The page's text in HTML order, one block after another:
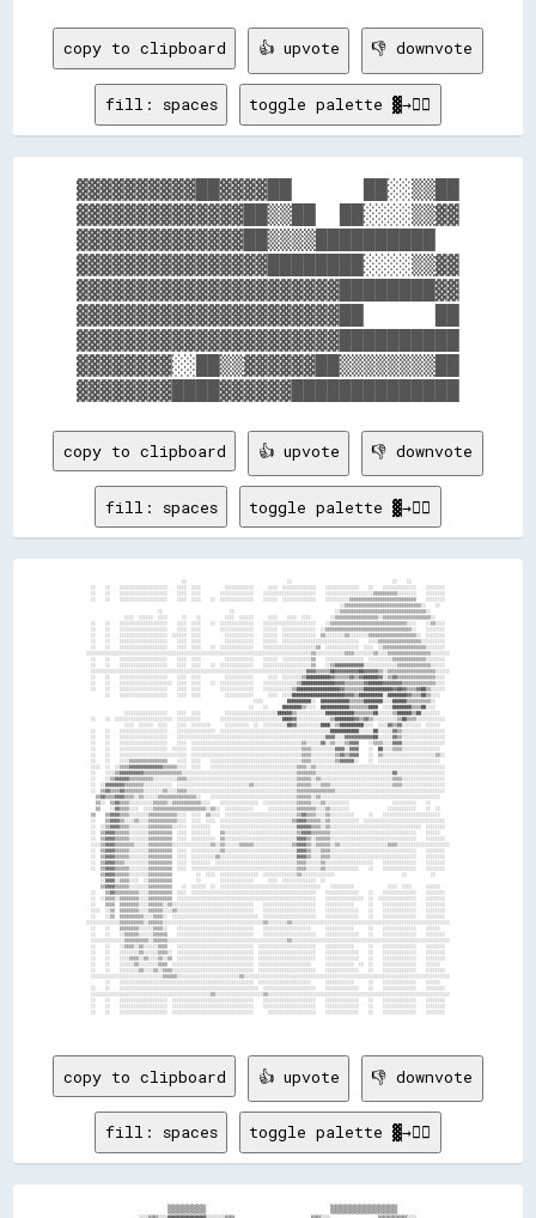
copy to clipboard 👍 upvote 👎 downvote
fill: spaces toggle palette ▓→✊🏽
▓▓▓▓▓▓▓▓▓▓██▓▓▓▓██      ██░░▒▒██
▓▓▓▓▓▓▓▓▓▓▓▓▓▓██▒▒██  ██░░░░▒▒▓▓
▓▓▓▓▓▓▓▓▓▓▓▓▓▓██▒▒▒▒██████████
▓▓▓▓▓▓▓▓▓▓▓▓▓▓▓▓████████░░░░▒▒▓▓
▓▓▓▓▓▓▓▓▓▓▓▓▓▓▓▓▓▓▓▓▓▓████████▓▓
▓▓▓▓▓▓▓▓▓▓▓▓▓▓▓▓▓▓▓▓▓▓██      ██
▓▓▓▓▓▓▓▓▓▓▓▓▓▓▓▓▓▓▓▓▓▓██████████
▓▓▓▓▓▓▓▓░░██▒▒▓▓▓▓▓▓██▒▒▒▒▒▒▒▒██
copy to clipboard 👍 upvote 👎 downvote
fill: spaces toggle palette ▓→✊🏽
                                        ░░                                          ░░                                          ░░    ░░                
  ░░    ░░    ░░░░░░░░░░░░░░░░░░░░    ░░░░  ░░░░          ░░░░░░░░░░░░      ░░░░  ░░░░░░░░░░░░░░    ░░░░░░░░░░░░░░    ░░    ░░░░░░░░░░░░░░    ░░░░░░░░  
  ░░    ░░    ░░░░░░░░░░░░░░░░░░░░    ░░░░  ░░░░        ░░░░░░░░░░░░░░    ░░░░░░░░░░░░░░░░░░░░░░    ░░░░░░░░░░░░░░░░░░░░▒▒▒▒▒▒▒▒▒▒░░░░░░░░    ░░░░░░░░  
  ░░    ░░    ░░░░░░░░░░░░░░░░░░░░    ░░░░  ░░░░    ░░  ░░░░░░░░░░░░░░    ░░░░░░  ░░░░░░░░░░░░░░    ░░░░░░░░░░▒▒▒▒▒▒▒▒▒▒▒▒▒▒▒▒▒▒▒▒▒▒▒▒▒▒▒▒    ░░░░░░░░  
                                                                                                          ░░▒▒▒▒▒▒▒▒▒▒▒▒▒▒▒▒▒▒▒▒▒▒▒▒▒▒▒▒▒▒▒▒░░    ░░    
                              ░░                            ░░                                          ░░▒▒▒▒▒▒▒▒▒▒▒▒▒▒▒▒▒▒▒▒▒▒▒▒▒▒▒▒▒▒▒▒▒▒▒▒░░        
                ░░░░  ░░░░░░  ░░░░      ░░    ░░          ░░░░  ░░░░░░      ░░░░    ░░░░  ░░░░        ░░▒▒▒▒▒▒▒▒▒▒▒▒▒▒▒▒▒▒░░▒▒▒▒▒▒▒▒▒▒▒▒▒▒▒▒▒▒▒▒░░      
  ░░    ░░    ░░░░░░░░░░░░░░░░░░░░    ░░░░  ░░░░    ░░  ░░░░░░░░░░░░░░    ░░░░░░░░░░░░░░░░░░░░░░    ░░▒▒▒▒▒▒▒▒▒▒▒▒▒▒▒▒▒▒▒▒▒▒▒▒▒▒▒▒▒▒▒▒░░░░    ░░▒▒░░░░  
  ░░    ░░    ░░░░░░░░░░░░░░░░░░░░    ░░░░  ░░░░        ░░░░░░░░░░░░░░    ░░░░░░  ░░░░░░░░░░░░░░  ░░▒▒▒▒▒▒▒▒▒▒▒▒▒▒▒▒▒▒▒▒▒▒▒▒▒▒▒▒▒▒▒▒▒▒▒▒░░    ░░░░░░░░  
  ░░    ░░    ░░░░░░░░░░░░░░░░░░░░  ░░░░░░  ░░░░          ░░░░░░░░░░░░    ░░░░░░  ░░░░░░░░░░░░░░  ▒▒░░░░░░░░▒▒░░░░░░░░▒▒▒▒▒▒▒▒▒▒▒▒▒▒▒▒▒▒▒▒░░  ░░░░░░░░  
  ░░    ░░    ░░░░░░░░░░░░░░░░░░░░    ░░░░  ░░░░          ░░░░░░░░░░░░    ░░░░░░  ░░░░░░░░░░░░░░░░░░░░░░░░░░░░░░░░    ░░░░▒▒▒▒▒▒▒▒▒▒▒▒▒▒▒▒▒▒░░░░░░░░░░  
  ░░    ░░    ░░░░░░░░░░░░░░░░░░░░    ░░░░  ░░░░    ░░  ░░░░░░░░░░░░░░    ░░░░░░░░░░░░░░░░░░░░░░▒▒  ░░░░░░░░░░░░░░  ░░░░  ░░▒▒▒▒▒▒▒▒▒▒▒▒▒▒▒▒▒▒░░░░░░░░  
░░░░░░░░░░░░░░░░░░░░░░░░░░░░░░░░░░░░░░░░░░░░░░░░░░░░░░░░░░░░░░░░░░░░░░░░░░░░░░░░░░░░░░░░░░░░░░▒▒░░░░░░░░░░░░▒▒▒▒░░░░░░░░▒▒░░░░▒▒▒▒▒▒▒▒▒▒▒▒▒▒▒▒▒▒░░░░░░░░
  ░░    ░░    ░░░░░░░░░░░░░░░░░░░░    ░░░░  ░░░░          ░░░░░░░░░░░░    ░░░░░░  ░░░░░░░░░░░░▒▒    ░░░░░░░░░░░░░░░░  ░░░░░░░░░░▒▒▒▒▒▒▒▒▒▒▒▒▒▒░░░░░░░░  
  ░░    ░░    ░░░░░░░░░░░░░░░░░░░░    ░░░░  ░░░░    ░░  ░░░░░░░░░░░░░░    ░░░░░░░░░░░░░░░░░░░░▒▒    ░░▒▒▓▓▓▓▓▓▓▓▓▓▓▓░░░░░░░░░░░░░░▒▒▒▒▒▒▒▒▒▒▒▒▒▒░░░░░░  
  ░░░░░░░░░░░░░░░░░░░░░░░░░░░░░░░░░░░░░░░░░░░░░░░░░░░░░░░░░░░░░░░░░░░░░░░░░░░░░░░░░░░░░░░░░░▓▓▓▓▒▒▒▒▒▒██▓▓▓▓▓▓▓▓▓▓██▓▓▓▓▓▓▒▒░░▒▒▒▒▒▒▒▒▒▒▒▒▒▒▒▒▒▒▒▒░░░░░░
  ░░    ░░    ░░░░░░░░░░░░░░░░░░░░    ░░░░  ░░░░          ░░░░░░░░░░░░      ░░░░  ░░░░░░░░▒▒██████████▓▓▒▒▒▒▒▒▓▓▒▒▓▓██████▓▓░░▒▒▓▓▒▒▒▒▒▒▒▒▒▒▒▒▒▒▒▒░░░░  
  ░░    ░░    ░░░░░░░░░░░░░░░░░░░░░░  ░░░░  ░░░░    ░░  ░░░░░░░░░░░░░░    ░░░░░░░░░░░░░░▒▒██████████████▓▓▓▓▒▒▒▒▒▒▒▒▓▓██████▓▓▓▓▓▓▓▓▒▒▒▒▒▒▒▒▒▒▒▒▒▒░░░░  
  ░░    ░░    ░░░░░░░░░░░░░░░░░░░░    ░░░░  ░░░░        ░░░░░░░░░░░░░░    ░░░░░░░░░░░░▒▒██████████████████▓▓▒▒▒▒▒▒▒▒████████████▓▓██▓▓▒▒▒▒▓▓██▒▒░░░░░░  
        ░░    ░░░░░░░░░░░░░░░░░░░░    ░░░░  ░░░░          ░░░░░░░░░░░░      ░░░░  ░░░░██████████████████████▓▓▓▓▒▒██████████░░████████▓▓▒▒▒▒██▒▒░░░░    
                                                                      ░░░░          ██████████░░  ████████████▒▒▒▒▒▒████████░░░░██████▒▒▒▒▒▒▒▒▒▒░░      
                                                                    ░░    ░░      ████████▒▒░░░░  ████████████▒▒▒▒▒▒▒▒████  ░░░░████████▒▒▒▒██░░░░      
                ░░░░░░░░░░░░░░░░░░    ░░░░  ░░░░          ░░░░░░░░░░░░░░░░░░░░░░██████▒▒░░░░░░░░░░░░████████████▒▒▒▒▒▒▒▒██░░░░░░▒▒██████▒▒██░░░░░░░░    
  ░░    ░░  ░░░░░░░░░░░░░░░░░░░░░░░░  ░░░░░░░░░░        ░░░░░░░░░░░░░░░░░░░░░░░░░░████▓▓░░░░░░░░░░░░░░▒▒████████▓▓▒▒▓▓▒▒░░░░░░░░░░▒▒██▒▒▒▒░░░░░░░░░░░░  
                ░░░░  ░░░░░░  ░░░░    ░░░░  ░░░░░░░░      ░░░░░░░░░░  ░░  ░░░░░░░░░░██▓▓░░░░░░░░░░████░░▒▒██████████░░░░  ░░░░▓▓▒▒▓▓░░░░░░░░  ░░░░░░    
  ░░    ░░    ░░░░░░░░░░░░░░░░░░░░    ░░░░░░░░░░░░░░░░  ░░░░░░░░░░░░░░░░░░░░░░░░░░░░░░░░░░░░░░░░░░░░░░████████████░░░░░░██░░░░░░▓▓▒▒░░░░░░░░░░░░░░░░░░  
  ░░    ░░    ░░░░░░░░░░░░░░░░░░░░    ░░░░░░░░░░░░░░░░░░░░░░░░░░░░░░░░░░░░░░░░░░░░░░░░░░░░░░░░░░░░░░▓▓▓▓░░░░▓▓▓▓▓▓▓▓▓▓▓▓██░░░░░░▓▓▒▒░░░░░░░░░░░░░░░░░░  
  ░░    ░░    ░░░░░░░░░░░░░░░░░░░░    ░░░░  ░░░░░░░░░░░░░░░░░░░░░░░░░░░░░░░░░░░░░░░░░░░░░░▒▒░░░░░░▓▓░░▒▒░░░░▒▒▓▓▓▓    ░░▒▒▒▒░░░░▓▓▓▓░░░░░░░░░░░░░░░░░░  
  ░░    ░░    ░░░░░░░░░░░░░░░░░░░░  ░░░░░░  ░░░░░░░░░░░░░░░░░░░░░░░░░░░░░░░░░░░░░░░░░░░░░░▒▒▒▒░░░░░░░░░░▓▓▓▓░░▓▓▓▓    ░░  ██░░░░▒▒▒▒░░░░░░░░░░░░░░░░    
  ░░    ░░    ░░░░░░░░░░░░░░░░░░░░░░░░░░░░  ░░░░░░░░░░░░░░░░░░░░░░░░░░░░░░░░░░░░░░░░░░░░░░▒▒▒▒░░░░░░░░░░▒▒▓▓▒▒▓▓▓▓    ░░  ▒▒░░░░░░░░░░░░░░░░░░░░░░▒▒░░  
  ░░    ░░    ░░░░▒▒▒▒▒▒▒▒▒▒▒▒▒▒▒▒    ░░░░  ░░░░    ░░░░░░░░░░░░░░░░░░░░░░░░░░░░░░░░░░░░░░▒▒▒▒░░░░░░░░░░▒▒▓▓▓▓▓▓░░    ░░  ░░░░░░░░░░░░░░░░░░░░░░░░░░    
  ░░░░  ░░  ░░▒▒▒▒▓▓▓▓▓▓▓▓▓▓▓▓▓▓▒▒▒▒▒▒░░░░  ░░░░    ░░░░░░░░░░░░░░░░░░░░░░░░░░░░░░░░░░░░▒▒▒▒░░▒▒░░░░░░░░░░░░░░░░░░░░░░░░░░░░░░░░░░░░░░░░░░░░░░░░░░░░░░  
  ░░    ░░░░▒▒▓▓▓▓▓▓▓▓▓▓▒▒▒▒▒▒▒▒▒▒▒▒▒▒▒▒░░░░░░░░░░░░░░░░░░░░░░░░░░░░░░░░░░░░░░░░░░░░░░░░▒▒▒▒▒▒▒▒░░░░░░░░░░░░░░░░░░░░░░░░░░░░░░░░▓▓░░░░░░░░░░░░░░░░░░░░  
  ░░    ░░▒▒▓▓▓▓▓▓▒▒▒▒▒▒▒▒▒▒░░░░░░░░░░▒▒▒▒░░░░░░░░░░░░░░░░░░░░░░░░░░░░░░░░░░░░░░░░░░░░░░▒▒▒▒▒▒░░▒▒░░░░░░░░░░░░░░░░░░░░░░░░░░░░░░▒▒▒▒░░░░░░░░░░░░░░░░░░  
  ░░  ░░▓▓▓▓▓▓▓▓▒▒▒▒▒▒▒▒░░░░░░░░░░░░  ░░░░░░░░░░░░░░░░░░░░░░░░░░░░░░▒▒░░░░░░░░░░░░░░░░░░▒▒▒▒▒▒░░░░▒▒▒▒░░░░░░░░░░░░░░░░░░░░░░░░░░▒▒▒▒░░░░░░░░░░░░░░░░░░  
  ░░  ▒▒▓▓▒▒▒▒▓▓▒▒▒▒▒▒▒▒░░░░░░░░▒▒░░░░▒▒▒▒░░░░░░░░░░░░░░░░░░░░░░░░░░░░░░░░░░░░░░░░░░░░░░▒▒▒▒▒▒▒▒▒▒▒▒▒▒▒▒░░░░░░░░░░░░░░░░░░░░░░░░░░░░░░░░░░░░░░░░░░░░░░  
    ▒▒▓▓▒▒▒▒▓▓▓▓▒▒▒▒░░▒▒░░░░░░▒▒▒▒▒▒▒▒▒▒▒▒▒▒▒▒░░    ░░░░░░░░░░░░░░░░░░░░░░░░░░░░░░░░░░░░▒▒▒▒▒▒░░▒▒░░░░░░░░░░░░░░░░░░░░░░░░░░░░░░░░░░░░░░░░░░░░░░░░░░    
    ▒▒░░  ▒▒▓▓▒▒▒▒░░░░░░░░░░▒▒▒▒▒▒░░▒▒▒▒▒▒▒▒▒▒▒▒░░░░    ░░░░░░░░░░░░░░░░  ░░░░░░░░░░░░░░▒▒▒▒▒▒░░░░▒▒░░░░░░░░░░                  ░░░░░░░░░░    ░░        
    ▒▒    ░░▓▓▒▒▒▒░░░░  ░░░░▒▒▒▒▒▒▒▒▒▒▒▒▒▒▒▒▒▒▒▒▒▒░░▒▒░░  ░░░░░░░░░░░░      ░░░░░░░░░░░░▒▒▒▒▒▒▒▒░░░░▒▒░░░░░░░░                ░░░░░░░░░░░░    ░░  ░░    
  ▒▒    ▒▒▓▓▓▓▒▒▒▒░░░░░░░░▒▒▒▒▒▒▒▒▒▒▒▒░░░░  ░░░░  ▒▒░░░░  ░░░░░░░░░░░░░░░░░░░░░░░░░░░░░░▒▒▓▓▒▒▒▒░░░░▒▒░░░░░░░░░░      ░░    ░░░░░░░░░░░░░░░░░░░░░░░░    
  ░░    ▒▒▓▓▓▓▒▒░░░░▒▒░░░░▒▒▒▒▒▒▒▒▒▒▒▒░░░░  ░░░░  ░░░░  ░░░░░░░░░░░░░░░░░░░░░░░░░░░░░░▒▒▓▓▓▓▒▒▒▒▒▒░░▒▒░░░░░░░░░░░░  ░░░░░░░░░░░░░░░░░░░░░░░░░░░░░░░░░░  
  ░░  ░░▒▒▓▓▓▓▒▒▒▒░░░░░░░░▒▒▒▒▒▒▒▒▒▒░░░░░░  ░░░░░░░░    ░░░░░░░░░░░░░░░░░░░░░░░░░░░░░░░░▓▓▓▓▓▓▒▒▒▒░░▒▒░░░░░░░░░░░░░░░░░░░░░░░░░░░░░░░░░░░░░░  ░░░░░░░░  
  ░░  ▒▒▓▓▓▓▒▒▒▒▒▒░░░░░░░░▒▒▒▒▒▒▒▒▒▒  ░░░░  ░░░░░░░░    ▒▒░░░░░░░░░░░░░░░░░░░░░░░░░░░░░░▒▒▓▓▓▓▒▒▒▒▒▒▒▒░░░░░░░░░░░░░░░░░░░░░░░░░░░░░░░░░░░░    ░░░░░░    
  ░░  ▒▒▓▓▓▓▒▒▒▒▒▒░░░░░░░░▒▒▒▒▒▒▒▒▒▒  ░░░░  ░░░░░░░░░░  ▒▒░░░░░░░░░░░░░░░░░░░░░░░░░░░░░░▓▓▓▓▒▒░░▒▒▒▒▒▒░░░░░░░░░░░░░░░░░░░░░░░░░░░░░░░░░░░░    ░░░░░░░░  
  ░░░░▒▒▓▓▓▓▒▒▒▒▒▒▒▒░░░░░░▒▒▒▒▒▒▒▒▒▒░░░░░░░░░░░░░░░░▒▒░░▒▒░░░░░░▒▒▒▒▒▒░░░░░░░░░░░░░░░░▒▒▓▓▓▓▒▒░░▒▒▒▒▒▒░░▒▒░░░░░░░░░░░░░░░░░░░░▒▒▒▒░░░░░░░░░░░░░░░░░░░░░░
  ░░  ▒▒▓▓▓▓▒▒▒▒▒▒░░░░░░░░▒▒▒▒▒▒▒▒▒▒  ░░░░  ░░░░░░░░░░░░▒▒░░░░░░░░░░░░░░░░░░░░░░░░░░░░░░▓▓▓▓▒▒░░░░▒▒▒▒░░░░░░░░░░░░░░░░░░░░░░░░░░░░░░░░░░░░    ░░░░░░░░  
  ░░  ▒▒▓▓▓▓▒▒▒▒▒▒░░░░░░░░▒▒▒▒▒▒▒▒▒▒  ░░░░  ░░░░░░░░░░▒▒░░░░░░░░░░░░░░░░░░░░░░░░░░░░░░░░▓▓▓▓▒▒░░░░▒▒▒▒░░░░░░░░░░░░░░░░░░░░░░░░░░░░░░░░░░░░    ░░░░░░░░  
  ░░  ▒▒▓▓▓▓▒▒▒▒░░░░░░░░░░▒▒▒▒▒▒▒▒▒▒  ░░░░  ░░░░░░░░  ░░░░░░░░░░░░░░░░░░░░░░░░░░░░░░░░░░▒▒▒▒░░░░░░▒▒░░░░░░░░░░░░░░░░░░░░    ░░░░░░░░░░░░░░    ░░░░░░░░  
  ░░  ▒▒▓▓▓▓▒▒▒▒▒▒░░░░░░░░▒▒▒▒▒▒▒▒▒▒  ░░░░  ░░░░░░░░░░░░░░░░░░░░░░░░░░░░░░░░░░░░░░░░░░░░▒▒▒▒░░░░░░▒▒░░░░░░░░░░░░░░    ░░    ░░░░░░░░░░░░░░    ░░░░░░░░  
      ▒▒▓▓▓▓▒▒▒▒▒▒░░░░░░░░▒▒▒▒▒▒▒▒▒▒          ░░  ░░░░  ░░░░░░░░░░░░░░░░  ░░░░░░░░░░░░░░▒▒░░░░░░░░░░░░░░                            ░░          ░░      
      ░░▓▓▓▓░░▒▒▒▒░░░░  ░░▒▒▒▒▒▒▒▒▒▒          ░░        ░░░░░░░░░░░░░░      ░░░░  ░░░░░░░░░░░░░░  ░░                                                    
      ▒▒▓▓▓▓▒▒▒▒▒▒░░░░░░░░▒▒▒▒▒▒▒▒▒▒    ░░  ░░░░░░  ░░  ░░░░░░░░░░░░░░░░░░░░░░░░░░░░░░░░░░░░░░░░░░    ░░░░░░░░░░              ░░░░  ░░░░      ░░░░░░    
  ░░    ▒▒▓▓▒▒▒▒▒▒▒▒▒▒░░░░▒▒▒▒▒▒▒▒▒▒  ░░░░  ░░░░░░░░░░░░░░░░░░░░░░░░░░░░░░░░░░░░░░░░░░░░░░░░░░░░    ░░░░░░░░░░░░░░    ░░    ░░░░░░░░░░░░░░    ░░░░░░░░  
  ░░  ░░▒▒▒▒░░▒▒▒▒▒▒▒▒░░░░▒▒▒▒▒▒▒▒▒▒  ░░░░░░░░░░░░░░░░░░░░░░░░░░░░░░░░░░░░░░░░░░░░░░░░░░░░░░░░░░    ░░░░░░░░░░░░░░░░  ░░  ░░░░░░░░░░░░░░░░    ░░░░░░░░  
  ░░    ▒▒▒▒  ▒▒▒▒▒▒▒▒░░░░▒▒▒▒▒▒░░▒▒░░░░░░░░░░░░░░░░░░░░░░░░░░░░░░░░░░    ░░░░░░░░░░░░░░░░░░░░░░    ░░░░░░░░░░░░      ░░    ░░░░░░░░░░░░░░    ░░░░░░░░  
  ░░░░  ░░▒▒  ▒▒▒▒▒▒▒▒░░░░▒▒▒▒▒▒░░░░▒▒░░░░░░░░░░░░░░░░░░░░░░░░░░░░░░░░    ░░░░░░░░░░░░░░░░░░░░░░    ░░░░░░░░░░░░░░    ░░    ░░░░░░░░░░░░░░    ░░░░░░░░  
  ░░    ░░▒▒  ▒▒▒▒▒▒▒▒▒▒░░░░▒▒▒▒░░  ░░░░░░░░░░░░░░░░░░░░░░░░░░░░░░░░░░░░  ░░░░░░░░░░░░░░░░░░░░░░    ░░░░░░░░░░░░░░    ░░    ░░░░░░░░░░░░░░    ░░░░░░░░  
░░░░░░░░░░░░░░▒▒▒▒▒▒▒▒▒▒░░▒▒▒▒▒▒░░░░░░░░░░░░░░░░░░░░░░░░░░░░░░░░░░░░░░░░░░▒▒░░░░░░░░▒▒░░░░░░░░░░░░░░░░░░░░░░░░░░░░░░░░░░░░░░░░░░░░░░░░░░░░░░░░░░░░░░░░░░
  ░░    ░░    ▒▒▒▒▒▒▒▒░░░░░░▒▒▒▒░░    ░░░░░░░░░░░░░░░░░░░░░░░░░░░░░░░░    ░░░░░░░░░░░░░░░░░░░░      ░░░░░░░░░░░░      ░░    ░░░░░░░░░░░░░░    ░░░░░░    
  ░░    ░░    ░░▒▒▒▒▒▒░░░░░░▒▒▒▒▒▒    ░░░░░░░░░░░░░░░░░░░░░░░░░░░░░░░░    ░░░░░░░░░░░░░░░░░░░░░░    ░░░░░░░░░░░░░░    ░░    ░░░░░░░░░░░░░░    ░░░░░░░░  
  ░░░░░░░░░░░░░░▒▒▒▒▒▒▒▒▒▒░░▒▒▒▒▒▒░░░░░░░░░░░░░░░░░░░░░░░░░░░░░░░░░░░░░░░░░░░░░░░░░░▒▒░░░░░░░░░░░░░░░░░░░░░░░░░░░░░░░░░░░░░░░░░░░░░░░░░░░░░░░░░░░░░░░░░░
  ░░    ░░    ░░▒▒▒▒░░▒▒░░░░░░▒▒▒▒    ░░░░░░░░░░░░░░░░░░░░░░░░░░░░░░░░  ░░░░░░░░░░░░░░░░░░░░░░░░    ░░░░░░░░░░░░      ░░    ░░░░░░░░░░░░░░    ░░░░░░░░  
  ░░    ░░    ░░░░░░░░▒▒░░░░░░▒▒▒▒░░  ░░░░░░░░░░░░░░░░░░░░░░░░░░░░░░░░  ░░░░░░░░░░░░░░░░░░░░░░░░    ░░░░░░░░░░░░░░    ░░    ░░░░░░░░░░░░░░    ░░░░░░░░  
  ░░    ░░    ░░░░▒▒▒▒░░▒▒░░░░▒▒░░▒▒  ░░░░░░░░░░░░░░░░░░░░░░░░░░░░░░░░  ░░░░░░░░░░░░░░░░░░░░░░░░    ░░░░░░░░░░░░░░    ░░    ░░░░░░░░░░░░░░    ░░░░░░░░  
  ░░    ░░    ░░░░░░▒▒░░░░░░░░▒▒▒▒  ░░░░░░░░░░░░░░░░░░░░░░░░░░░░░░░░░░  ░░░░░░░░░░░░░░░░░░░░░░      ░░░░░░░░░░░░  ░░  ░░    ░░░░░░░░░░░░░░    ░░░░░░    
  ░░    ░░    ░░░░░░░░▒▒░░░░▒▒░░▒▒▒▒░░░░░░░░░░░░░░░░░░░
copy to clipboard 👍 upvote 👎 downvote
fill: spaces toggle palette ▓→✊🏽
                  ▒▒▒▒▒▒▒▒                          ▒▒▒▒▒▒▒▒▒▒▒▒▒▒